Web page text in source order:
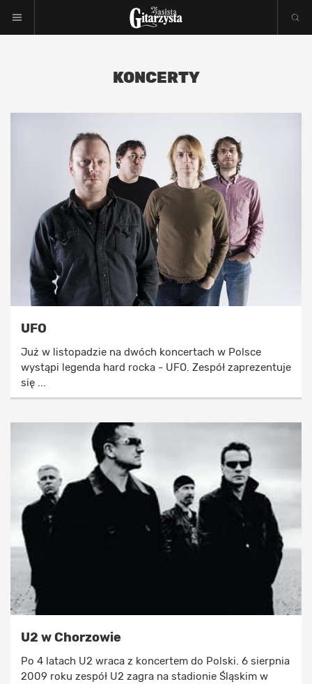
KONCERTY
UFO
Już w listopadzie na dwóch koncertach w Polsce
wystąpi legenda hard rocka - UFO. Zespół zaprezentuje
się ...
U2 w Chorzowie
Po 4 latach U2 wraca z koncertem do Polski. 6 sierpnia
2009 roku zespół U2 zagra na stadionie Śląskim w